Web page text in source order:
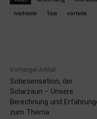
nachteile
Test vorteile
Vorheriger Artikel
Solarsensation, der
Solarzaun – Unsere
Berechnung und
zum Thema